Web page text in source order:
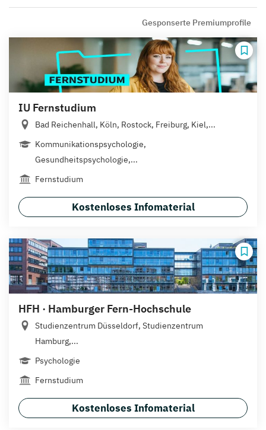
Gesponserte Premiumprofile
IU Fernstudium
Bad Reichenhall, Köln, Rostock, Freiburg, Kiel,...
Kommunikationspsychologie,
Gesundheitspsychologie,...
Fernstudium
Kostenloses Infomaterial
HFH · Hamburger Fern-Hochschule
Studienzentrum Düsseldorf, Studienzentrum
Hamburg,...
Psychologie
Fernstudium
Kostenloses Infomaterial